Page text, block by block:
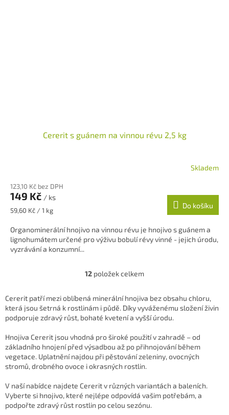
Cererit s guánem na vinnou révu 2,5 kg
Skladem
123,10 Kč bez DPH
149 Kč / ks
Měrná
59,60 Kč / 1 kg
Do košíku
Organominerální hnojivo na vinnou révu je hnojivo s guánem a
lignohumátem určené pro výživu bobulí révy vinné - jejich úrodu,
vyzrávání a konzumní...
O
l
á
d
c
í
p
r
k
y
v
12 položek celkem
Cererit patří mezi oblíbená minerální hnojiva bez obsahu chloru,
která jsou šetrná k rostlinám i půdě. Díky vyváženému složení živin
podporuje zdravý růst, bohaté kvetení a vyšší úrodu.
Hnojiva Cererit jsou vhodná pro široké použití v zahradě – od
základního hnojení před výsadbou až po přihnojování během
vegetace. Uplatnění najdou při pěstování zeleniny, ovocných
stromů, drobného ovoce i okrasných rostlin.
V naší nabídce najdete Cererit v různých variantách a baleních.
Vyberte si hnojivo, které nejlépe odpovídá vašim potřebám, a
podpořte zdravý růst rostlin po celou sezónu.